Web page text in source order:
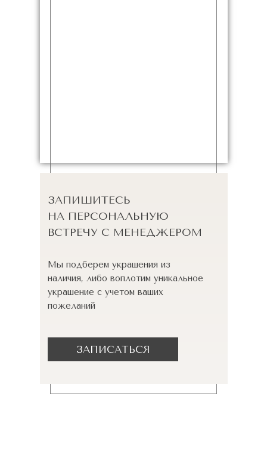
ЗАПИШИТЕСЬ
НА ПЕРСОНАЛЬНУЮ
ВСТРЕЧУ С МЕНЕДЖЕРОМ
Мы подберем украшения из
наличия, либо воплотим уникальное
украшение с учетом ваших
пожеланий
ЗАПИСАТЬСЯ